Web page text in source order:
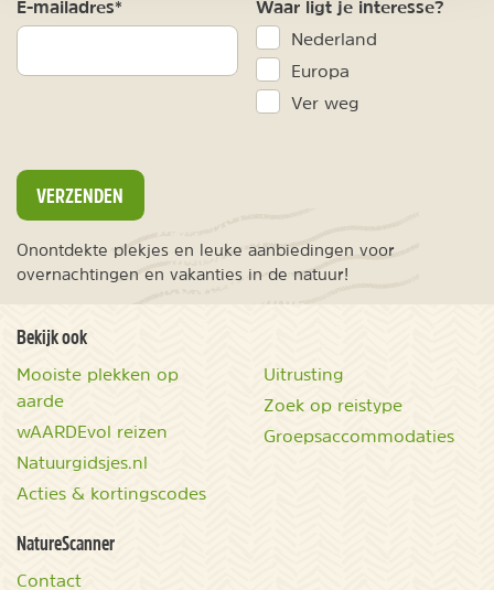
E-mailadres* Waar ligt je interesse?
Nederland
Europa
Ver weg
VERZENDEN
Onontdekte plekjes en leuke aanbiedingen voor
overnachtingen en vakanties in de natuur!
Bekijk ook
Mooiste plekken op
aarde
wAARDEvol reizen
Natuurgidsjes.nl
Acties & kortingscodes
Uitrusting
Zoek op reistype
Groepsaccommodaties
NatureScanner
Contact